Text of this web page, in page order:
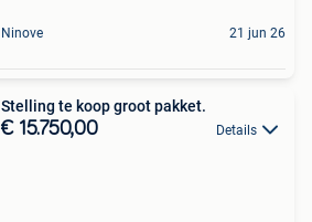
Ninove 21 jun 26
Stelling te koop groot pakket.
€ 15.750,00 Details